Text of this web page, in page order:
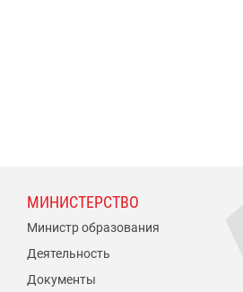
МИНИСТЕРСТВО
Министр образования
Деятельность
Документы